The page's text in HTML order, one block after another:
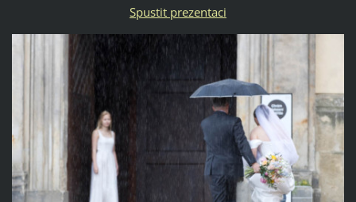
Spustit prezentaci